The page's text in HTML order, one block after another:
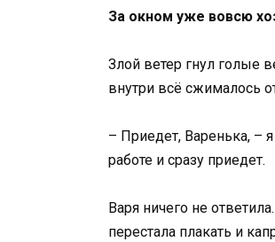
За окном уже вовсю
Злой ветер гнул голые
внутри всё сжималось
– Приедет, Варенька, –
работе и сразу приедет.
Варя ничего не
перестала плакать и